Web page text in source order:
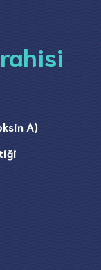
A)